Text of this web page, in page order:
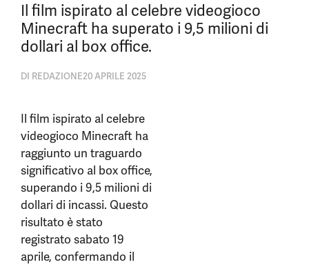
Il film ispirato al celebre videogioco
Minecraft ha superato i 9,5 milioni di
dollari al box office.
DI REDAZIONE20 APRILE 2025
Il film ispirato al celebre
videogioco Minecraft ha
raggiunto un traguardo
significativo al box office,
superando i 9,5 milioni di
dollari di incassi. Questo
risultato è stato
registrato sabato 19
aprile, confermando il